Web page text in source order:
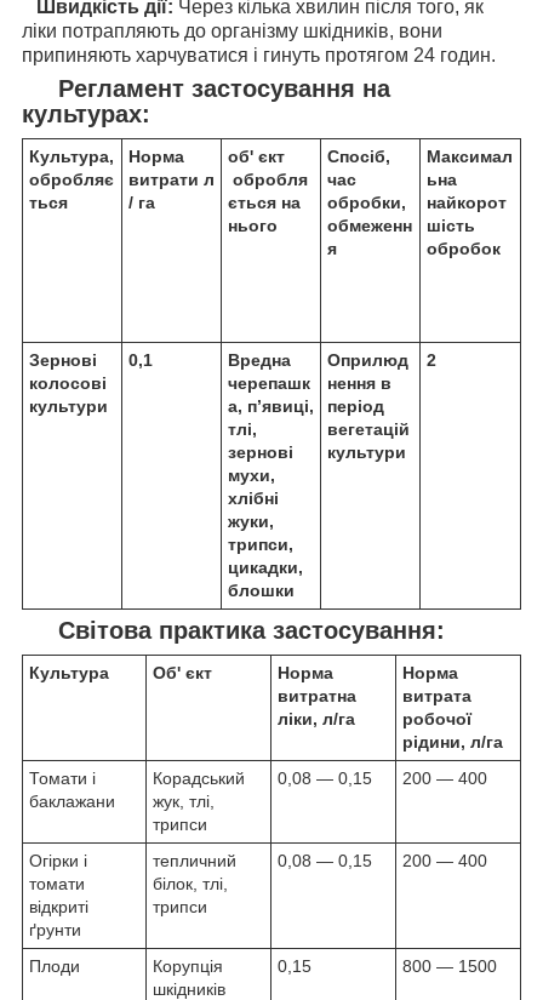
Швидкість дії: Через кілька хвилин після того, як
ліки потрапляють до організму шкідників, вони
припиняють харчуватися і гинуть протягом 24 годин.
Регламент застосування на
культурах:
Культура,
обробляє
ться
Норма
витрати л
/ га
об' єкт
обробля
ється на
нього
Спосіб,
час
обробки,
обмеженн
я
Максимал
ьна
найкорот
шість
обробок
Зернові
колосові
культури
0,1
Вредна
черепашк
а, п’явиці,
тлі,
зернові
мухи,
хлібні
жуки,
трипси,
цикадки,
блошки
Оприлюд
нення в
період
вегетацій
культури
2
Світова практика застосування:
Культура Об' єкт
Норма
витратна
ліки, л/га
Норма
витрата
робочої
рідини, л/га
Томати і
баклажани
Корадський
жук, тлі,
трипси
0,08 — 0,15 200 — 400
Огірки і
томати
відкриті
ґрунти
тепличний
білок, тлі,
трипси
0,08 — 0,15 200 — 400
Плоди
Корупція
шкідників
0,15 800 — 1500